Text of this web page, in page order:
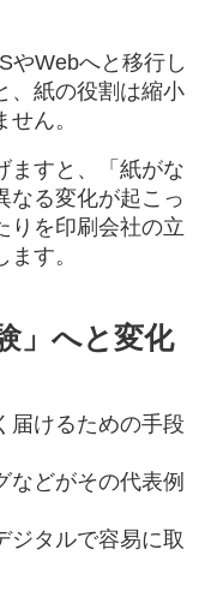
やWebへと移行し
、紙の役割は縮小
ん。
ますと、「紙がな
なる変化が起こっ
りを印刷会社の立
す。
」へと変化
届けるための手段
などがその代表例
ジタルで容易に取